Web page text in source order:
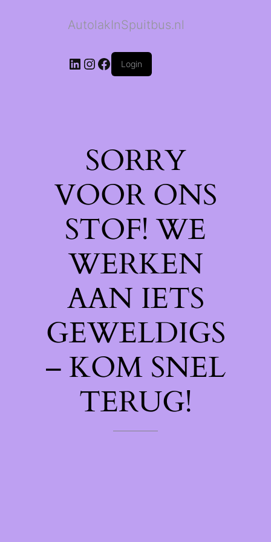
AutolakInSpuitbus.nl
LinkedIn
Instagram
Facebook
Login
SORRY
VOOR ONS
STOF! WE
WERKEN
AAN IETS
GEWELDIGS
– KOM SNEL
TERUG!